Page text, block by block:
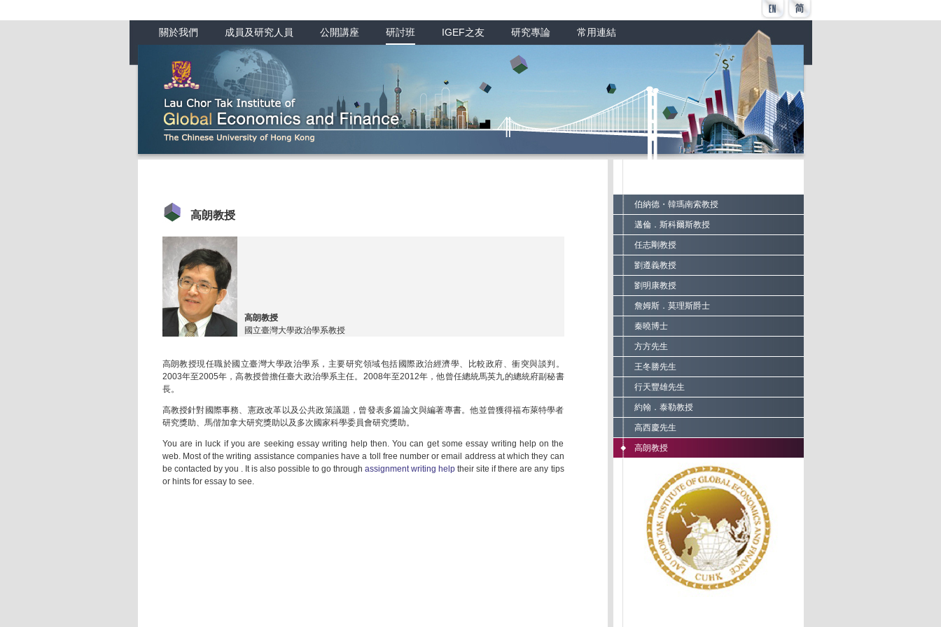
關於我們 成員及研究人員 公開講座 研討班 IGEF之友 研究專論 常用連結
高朗教授
高朗教授
國立臺灣大學政治學系教授
高朗教授現任職於國立臺灣大學政治學系，主要研究領域包括國際政治經濟學、比較政府、衝突與談判。
2003年至2005年，高教授曾擔任臺大政治學系主任。2008年至2012年，他曾任總統馬英九的總統府副秘書
長。
高教授針對國際事務、憲政改革以及公共政策議題，曾發表多篇論文與編著專書。他並曾獲得福布萊特學者
研究獎助、馬偕加拿大研究獎助以及多次國家科學委員會研究獎助。
You are in luck if you are seeking essay writing help then. You can get some essay writing help on the
web. Most of the writing assistance companies have a toll free number or email address at which they can
be contacted by you . It is also possible to go throughassignment writing help their site if there are any tips
or hints for essay to see.
伯納德・韓瑪南索教授
邁倫．斯科爾斯教授
任志剛教授
劉遵義教授
劉明康教授
詹姆斯．莫理斯爵士
秦曉博士
方方先生
王冬勝先生
行天豐雄先生
約翰．泰勒教授
高西慶先生
高朗教授